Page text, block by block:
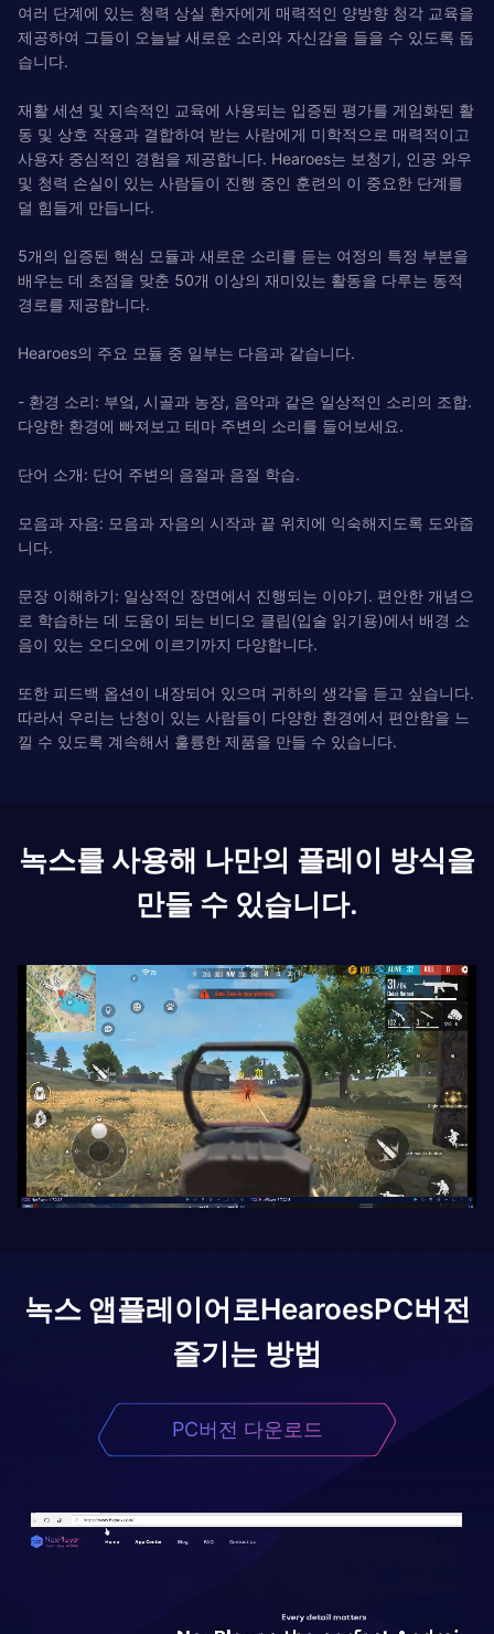
여러 단계에 있는 청력 상실 환자에게 매력적인 양방향 청각 교육을
제공하여 그들이 오늘날 새로운 소리와 자신감을 들을 수 있도록 돕
습니다.
재활 세션 및 지속적인 교육에 사용되는 입증된 평가를 게임화된 활
동 및 상호 작용과 결합하여 받는 사람에게 미학적으로 매력적이고
사용자 중심적인 경험을 제공합니다. Hearoes는 보청기, 인공 와우
및 청력 손실이 있는 사람들이 진행 중인 훈련의 이 중요한 단계를
덜 힘들게 만듭니다.
5개의 입증된 핵심 모듈과 새로운 소리를 듣는 여정의 특정 부분을
배우는 데 초점을 맞춘 50개 이상의 재미있는 활동을 다루는 동적
경로를 제공합니다.
Hearoes의 주요 모듈 중 일부는 다음과 같습니다.
- 환경 소리: 부엌, 시골과 농장, 음악과 같은 일상적인 소리의 조합.
다양한 환경에 빠져보고 테마 주변의 소리를 들어보세요.
단어 소개: 단어 주변의 음절과 음절 학습.
모음과 자음: 모음과 자음의 시작과 끝 위치에 익숙해지도록 도와줍
니다.
문장 이해하기: 일상적인 장면에서 진행되는 이야기. 편안한 개념으
로 학습하는 데 도움이 되는 비디오 클립(입술 읽기용)에서 배경 소
음이 있는 오디오에 이르기까지 다양합니다.
또한 피드백 옵션이 내장되어 있으며 귀하의 생각을 듣고 싶습니다.
따라서 우리는 난청이 있는 사람들이 다양한 환경에서 편안함을 느
낄 수 있도록 계속해서 훌륭한 제품을 만들 수 있습니다.
녹스를 사용해 나만의 플레이 방식을
만들 수 있습니다.
녹스 앱플레이어로HearoesPC버전
즐기는 방법
PC버전 다운로드